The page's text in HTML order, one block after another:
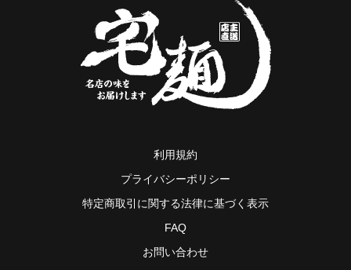
利用規約
プライバシーポリシー
特定商取引に関する法律に基づく表示
FAQ
お問い合わせ